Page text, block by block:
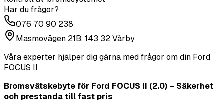
Har du frågor?
076 70 90 238
Masmovägen 21B, 143 32 Vårby
Våra experter hjälper dig gärna med frågor om din Ford
FOCUS II
Bromsvätskebyte för Ford FOCUS II (2.0) – Säkerhet
och prestanda till fast pris